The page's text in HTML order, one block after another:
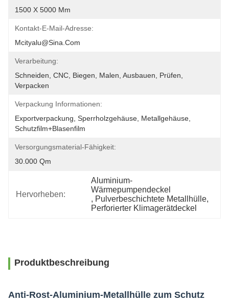
1500 X 5000 Mm
Kontakt-E-Mail-Adresse:
Mcityalu@sina.com
Verarbeitung:
Schneiden, CNC, Biegen, Malen, Ausbauen, Prüfen,
Verpacken
Verpackung Informationen:
Exportverpackung, Sperrholzgehäuse, Metallgehäuse,
Schutzfilm+Blasenfilm
Versorgungsmaterial-Fähigkeit:
30.000 Qm
Hervorheben:
Aluminium-
Wärmepumpendeckel
, Pulverbeschichtete Metallhülle,
Perforierter Klimagerätdeckel
Produktbeschreibung
Anti-Rost-Aluminium-Metallhülle zum Schutz